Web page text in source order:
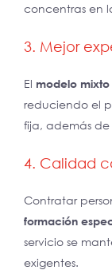
concentras en
3. Mejor
El modelo
reduciendo el
fija, además
4. Calidad
Contratar
formación
servicio se
exigentes.